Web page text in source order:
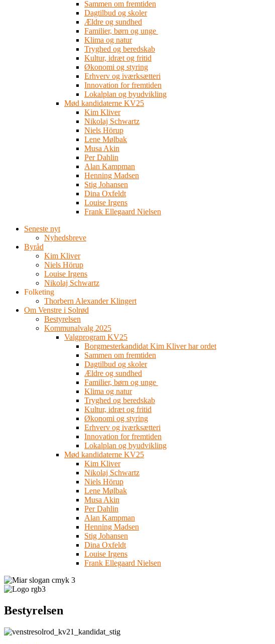
Sammen om fremtiden
Dagtilbud og skoler
Ældre og sundhed
Familier, børn og unge
Klima og natur
Tryghed og beredskab
Kultur, idræt og fritid
Økonomi og styring
Erhverv og iværksætteri
Innovation for fremtiden
Lokalplan og byudvikling
Mød kandidaterne KV25
Kim Kliver
Nikolaj Schwartz
Niels Hörup
Lene Mølbak
Musa Akin
Per Dahlin
Alan Kampman
Henning Madsen
Stig Johansen
Dina Oxfeldt
Louise Irgens
Frank Ellegaard Nielsen
Seneste nyt
Nyhedsbreve
Byråd
Kim Kliver
Niels Hörup
Louise Irgens
Nikolaj Schwartz
Folketing
Thorbern Alexander Klingert
Om Venstre i Solrød
Bestyrelsen
Kommunalvalg 2025
Valgprogram KV25
Borgmesterkandidat Kim Kliver har ordet
Sammen om fremtiden
Dagtilbud og skoler
Ældre og sundhed
Familier, børn og unge
Klima og natur
Tryghed og beredskab
Kultur, idræt og fritid
Økonomi og styring
Erhverv og iværksætteri
Innovation for fremtiden
Lokalplan og byudvikling
Mød kandidaterne KV25
Kim Kliver
Nikolaj Schwartz
Niels Hörup
Lene Mølbak
Musa Akin
Per Dahlin
Alan Kampman
Henning Madsen
Stig Johansen
Dina Oxfeldt
Louise Irgens
Frank Ellegaard Nielsen
Bestyrelsen